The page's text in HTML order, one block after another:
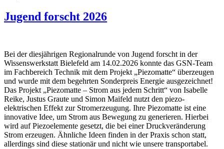
Jugend forscht 2026
Bei der diesjährigen Regionalrunde von Jugend forscht in der
Wissenswerkstatt Bielefeld am 14.02.2026 konnte das GSN-Team
im Fachbereich Technik mit dem Projekt „Piezomatte“ überzeugen
und wurde mit dem begehrten Sonderpreis Energie ausgezeichnet!
Das Projekt „Piezomatte – Strom aus jedem Schritt“ von Isabelle
Reike, Justus Graute und Simon Maifeld nutzt den piezo-
elektrischen Effekt zur Stromerzeugung. Ihre Piezomatte ist eine
innovative Idee, um Strom aus Bewegung zu generieren. Hierbei
wird auf Piezoelemente gesetzt, die bei einer Druckveränderung
Strom erzeugen. Ähnliche Ideen finden in der Praxis schon statt,
allerdings sind diese stationär und nicht wie unsere transportabel.